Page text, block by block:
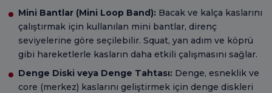
Mini Bantlar (Mini Loop Band): Bacak ve kalça kaslarını
çalıştırmak için kullanılan mini bantlar, direnç
seviyelerine göre seçilebilir. Squat, yan adım ve köprü
gibi hareketlerle kasların daha etkili çalışmasını sağlar.
Denge Diski veya Denge Tahtası: Denge, esneklik ve
core (merkez) kaslarını geliştirmek için denge diskleri